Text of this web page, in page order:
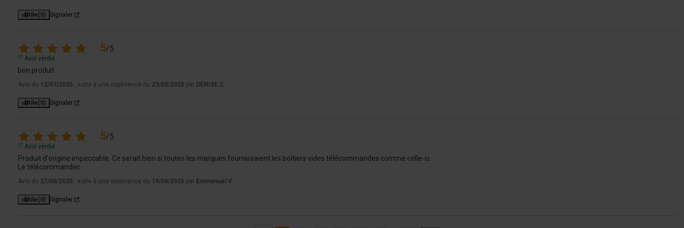
Utile(0) Signaler
5/5
Avis vérifié
bon produit
Avis du 12/07/2025 , suite à une expérience du 23/05/2025 par DENISE C.
Utile(0) Signaler
5/5
Avis vérifié
Produit d'origine impeccable. Ce serait bien si toutes les marques fournissaient les boitiers vides télécommandes comme celle-ci.
Le télécommandier
Avis du 27/06/2025 , suite à une expérience du 19/06/2025 par Emmanuel V.
Utile(0) Signaler